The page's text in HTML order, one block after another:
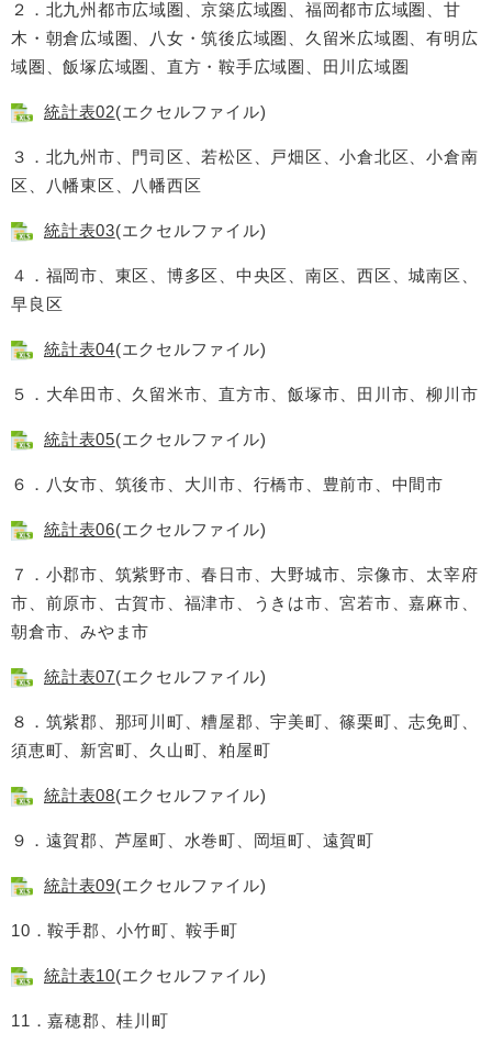
２．北九州都市広域圏、京築広域圏、福岡都市広域圏、甘
木・朝倉広域圏、八女・筑後広域圏、久留米広域圏、有明広
域圏、飯塚広域圏、直方・鞍手広域圏、田川広域圏
統計表02(エクセルファイル)
３．北九州市、門司区、若松区、戸畑区、小倉北区、小倉南
区、八幡東区、八幡西区
統計表03(エクセルファイル)
４．福岡市、東区、博多区、中央区、南区、西区、城南区、
早良区
統計表04(エクセルファイル)
５．大牟田市、久留米市、直方市、飯塚市、田川市、柳川市
統計表05(エクセルファイル)
６．八女市、筑後市、大川市、行橋市、豊前市、中間市
統計表06(エクセルファイル)
７．小郡市、筑紫野市、春日市、大野城市、宗像市、太宰府
市、前原市、古賀市、福津市、うきは市、宮若市、嘉麻市、
朝倉市、みやま市
統計表07(エクセルファイル)
８．筑紫郡、那珂川町、糟屋郡、宇美町、篠栗町、志免町、
須恵町、新宮町、久山町、粕屋町
統計表08(エクセルファイル)
９．遠賀郡、芦屋町、水巻町、岡垣町、遠賀町
統計表09(エクセルファイル)
10．鞍手郡、小竹町、鞍手町
統計表10(エクセルファイル)
11．嘉穂郡、桂川町